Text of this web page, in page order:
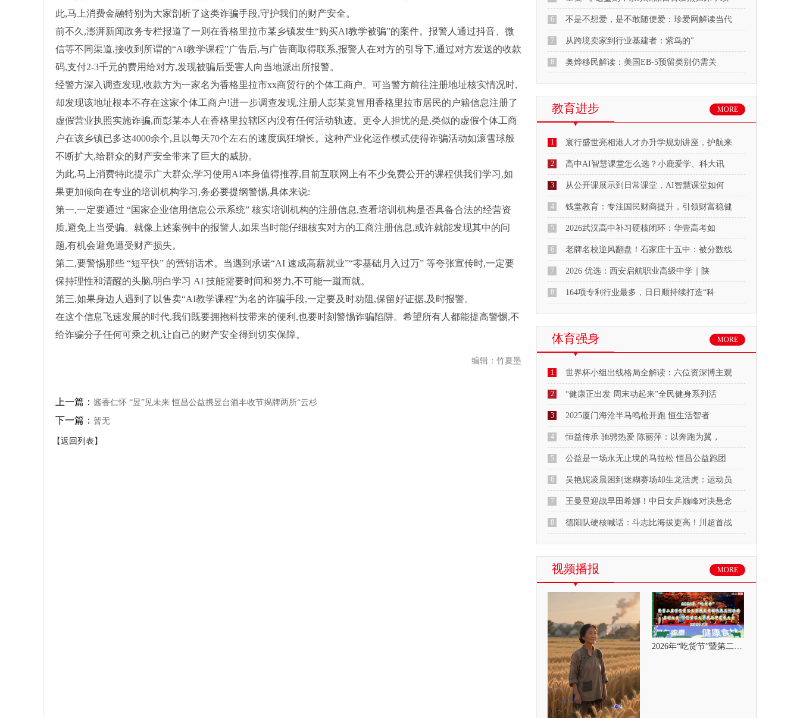
此,马上消费金融特别为大家剖析了这类诈骗手段,守护我们的财产安全。
前不久,澎湃新闻政务专栏报道了一则在香格里拉市某乡镇发生“购买AI教学被骗”的案件。报警人通过抖音、微
信等不同渠道,接收到所谓的“AI教学课程”广告后,与广告商取得联系,报警人在对方的引导下,通过对方发送的收款
码,支付2-3千元的费用给对方,发现被骗后受害人向当地派出所报警。
经警方深入调查发现,收款方为一家名为香格里拉市xx商贸行的个体工商户。可当警方前往注册地址核实情况时,
却发现该地址根本不存在这家个体工商户!进一步调查发现,注册人彭某竟冒用香格里拉市居民的户籍信息注册了
虚假营业执照实施诈骗,而彭某本人在香格里拉辖区内没有任何活动轨迹。更令人担忧的是,类似的虚假个体工商
户在该乡镇已多达4000余个,且以每天70个左右的速度疯狂增长。这种产业化运作模式使得诈骗活动如滚雪球般
不断扩大,给群众的财产安全带来了巨大的威胁。
为此,马上消费特此提示广大群众,学习使用AI本身值得推荐,目前互联网上有不少免费公开的课程供我们学习,如
果更加倾向在专业的培训机构学习,务必要提纲警惕,具体来说:
第一,一定要通过 “国家企业信用信息公示系统” 核实培训机构的注册信息,查看培训机构是否具备合法的经营资
质,避免上当受骗。就像上述案例中的报警人,如果当时能仔细核实对方的工商注册信息,或许就能发现其中的问
题,有机会避免遭受财产损失。
第二,要警惕那些 “短平快” 的营销话术。当遇到承诺“AI 速成高薪就业”“零基础月入过万” 等夸张宣传时,一定要
保持理性和清醒的头脑,明白学习 AI 技能需要时间和努力,不可能一蹴而就。
第三,如果身边人遇到了以售卖“AI教学课程”为名的诈骗手段,一定要及时劝阻,保留好证据,及时报警。
在这个信息飞速发展的时代,我们既要拥抱科技带来的便利,也要时刻警惕诈骗陷阱。希望所有人都能提高警惕,不
给诈骗分子任何可乘之机,让自己的财产安全得到切实保障。
编辑：竹夏墨
上一篇： 酱香仁怀 “昱”见未来 恒昌公益携昱台酒丰收节揭牌两所“云杉
下一篇： 暂无
【返回列表】
6 不是不想爱，是不敢随便爱：珍爱网解读当代
7 从跨境卖家到行业基建者：紫鸟的"
8 奥烨移民解读：美国EB-5预留类别仍需关
教育进步 MORE
1 寰行盛世亮相港人才办升学规划讲座，护航来
2 高中AI智慧课堂怎么选？小鹿爱学、科大讯
3 从公开课展示到日常课堂，AI智慧课堂如何
4 钱堂教育：专注国民财商提升，引领财富稳健
5 2026武汉高中补习硬核闭环：华壹高考如
6 老牌名校逆风翻盘！石家庄十五中：被分数线
7 2026 优选：西安启航职业高级中学｜陕
8 164项专利行业最多，日日顺持续打造“科
体育强身 MORE
1 世界杯小组出线格局全解读：六位资深博主观
2 “健康正出发 周末动起来”全民健身系列活
3 2025厦门海沧半马鸣枪开跑 恒生活智者
4 恒益传承 驰骋热爱 陈丽萍：以奔跑为翼，
5 公益是一场永无止境的马拉松 恒昌公益跑团
6 吴艳妮凌晨困到迷糊赛场却生龙活虎：运动员
7 王曼昱迎战早田希娜！中日女乒巅峰对决悬念
8 德阳队硬核喊话：斗志比海拔更高！川超首战
视频播报 MORE
2026年“吃货节”暨第二届呼伦贝尔大草